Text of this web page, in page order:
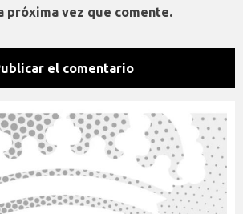
próxima vez que comente.